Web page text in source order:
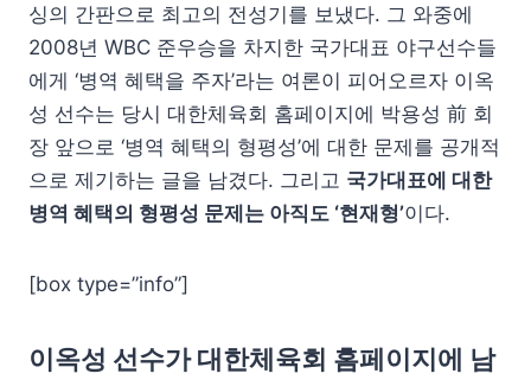
싱의 간판으로 최고의 전성기를 보냈다. 그 와중에
2008년 WBC 준우승을 차지한 국가대표 야구선수들
에게 ‘병역 혜택을 주자’라는 여론이 피어오르자 이옥
성 선수는 당시 대한체육회 홈페이지에 박용성 前 회
장 앞으로 ‘병역 혜택의 형평성’에 대한 문제를 공개적
으로 제기하는 글을 남겼다. 그리고 국가대표에 대한
병역 혜택의 형평성 문제는 아직도 ‘현재형’이다.
[box type=”info”]
이옥성 선수가 대한체육회 홈페이지에 남